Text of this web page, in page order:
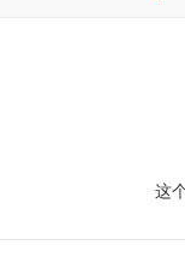
这